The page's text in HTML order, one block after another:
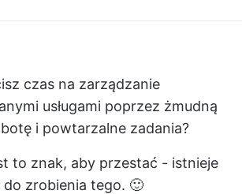
czas na zarządzanie
usługami poprzez żmudną
i powtarzalne zadania?
to znak, aby przestać - istnieje
zrobienia tego. 🙂